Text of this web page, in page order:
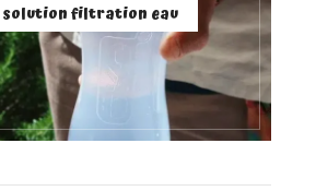
solution filtration eau